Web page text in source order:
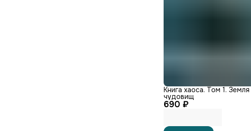
690 ₽
Книга хаоса. Том 1. Земля
чудовищ